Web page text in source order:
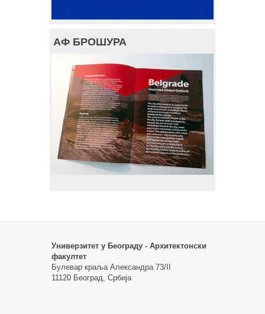
АФ БРОШУРА
Универзитет у Београду - Архитектонски
факултет
Булевар краља Александра 73/II
11120 Београд, Србија